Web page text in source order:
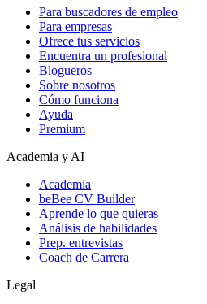
Para buscadores de empleo
Para empresas
Ofrece tus servicios
Encuentra un profesional
Blogueros
Sobre nosotros
Cómo funciona
Ayuda
Premium
Academia y AI
Academia
beBee CV Builder
Aprende lo que quieras
Análisis de habilidades
Prep. entrevistas
Coach de Carrera
Legal